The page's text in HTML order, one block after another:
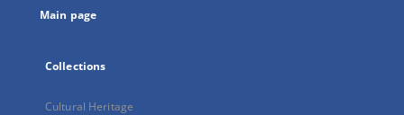
Main page
Collections
Cultural Heritage